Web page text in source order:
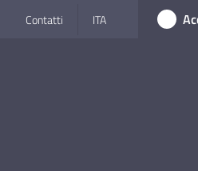
Contatti ITA